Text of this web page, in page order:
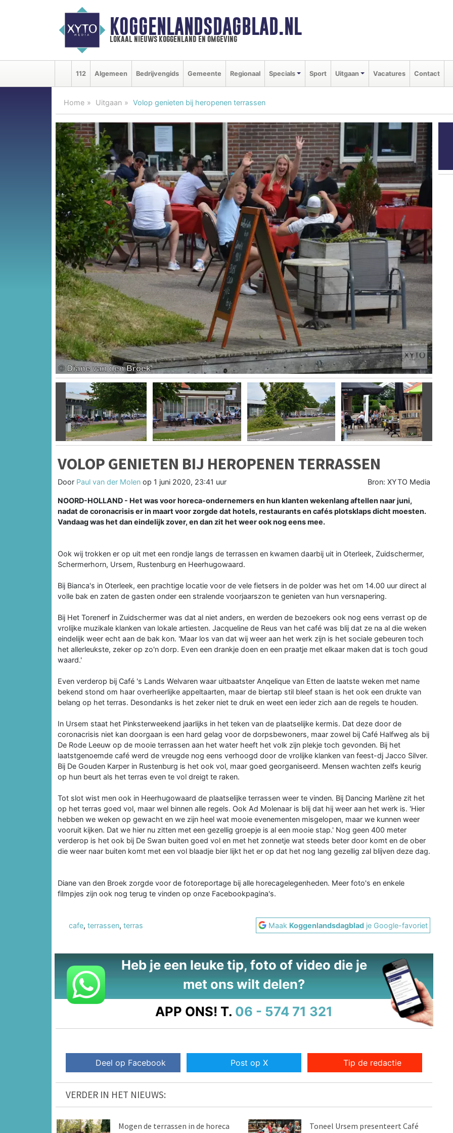
KOGGENLANDSDAGBLAD.NL
lokaal nieuws koggenland en omgeving
112 Algemeen Bedrijvengids Gemeente Regionaal Specials Sport Uitgaan Vacatures Contact
Home Uitgaan Volop genieten bij heropenen terrassen
Vorige
VOLOP GENIETEN BIJ HEROPENEN TERRASSEN
Door Paul van der Molen op 1 juni 2020, 23:41 uur Bron: XYTO Media
NOORD-HOLLAND - Het was voor horeca-ondernemers en hun klanten wekenlang aftellen naar juni,
nadat de coronacrisis er in maart voor zorgde dat hotels, restaurants en cafés plotsklaps dicht moesten.
Vandaag was het dan eindelijk zover, en dan zit het weer ook nog eens mee.
Ook wij trokken er op uit met een rondje langs de terrassen en kwamen daarbij uit in Oterleek, Zuidschermer,
Schermerhorn, Ursem, Rustenburg en Heerhugowaard.
Bij Bianca's in Oterleek, een prachtige locatie voor de vele fietsers in de polder was het om 14.00 uur direct al
volle bak en zaten de gasten onder een stralende voorjaarszon te genieten van hun versnapering.
Bij Het Torenerf in Zuidschermer was dat al niet anders, en werden de bezoekers ook nog eens verrast op de
vrolijke muzikale klanken van lokale artiesten. Jacqueline de Reus van het café was blij dat ze na al die weken
eindelijk weer echt aan de bak kon. 'Maar los van dat wij weer aan het werk zijn is het sociale gebeuren toch
het allerleukste, zeker op zo'n dorp. Even een drankje doen en een praatje met elkaar maken dat is toch goud
waard.'
Even verderop bij Café 's Lands Welvaren waar uitbaatster Anqelique van Etten de laatste weken met name
bekend stond om haar overheerlijke appeltaarten, maar de biertap stil bleef staan is het ook een drukte van
belang op het terras. Desondanks is het zeker niet te druk en weet een ieder zich aan de regels te houden.
In Ursem staat het Pinksterweekend jaarlijks in het teken van de plaatselijke kermis. Dat deze door de
coronacrisis niet kan doorgaan is een hard gelag voor de dorpsbewoners, maar zowel bij Café Halfweg als bij
De Rode Leeuw op de mooie terrassen aan het water heeft het volk zijn plekje toch gevonden. Bij het
laatstgenoemde café werd de vreugde nog eens verhoogd door de vrolijke klanken van feest-dj Jacco Silver.
Bij De Gouden Karper in Rustenburg is het ook vol, maar goed georganiseerd. Mensen wachten zelfs keurig
op hun beurt als het terras even te vol dreigt te raken.
Tot slot wist men ook in Heerhugowaard de plaatselijke terrassen weer te vinden. Bij Dancing Marlène zit het
op het terras goed vol, maar wel binnen alle regels. Ook Ad Molenaar is blij dat hij weer aan het werk is. 'Hier
hebben we weken op gewacht en we zijn heel wat mooie evenementen misgelopen, maar we kunnen weer
vooruit kijken. Dat we hier nu zitten met een gezellig groepje is al een mooie stap.' Nog geen 400 meter
verderop is het ook bij De Swan buiten goed vol en met het zonnetje wat steeds beter door komt en de ober
die weer naar buiten komt met een vol blaadje bier lijkt het er op dat het nog lang gezellig zal blijven deze dag.
Diane van den Broek zorgde voor de fotoreportage bij alle horecagelegenheden. Meer foto's en enkele
filmpjes zijn ook nog terug te vinden op onze Facebookpagina's.
cafe, terrassen, terras Maak Koggenlandsdagblad je Google-favoriet
Heb je een leuke tip, foto of video die je
met ons wilt delen?
APP ONS! T. 06 - 574 71 321
Deel op Facebook Post op X Tip de redactie
VERDER IN HET NIEUWS:
Mogen de terrassen in de horeca Toneel Ursem presenteert Café